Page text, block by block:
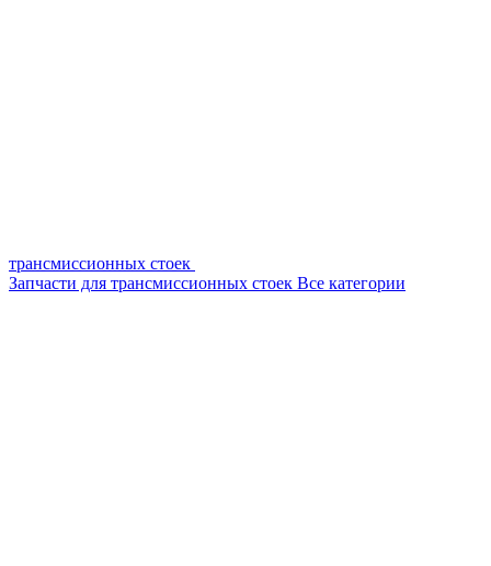
трансмиссионных стоек
Запчасти для трансмиссионных стоек Все категории